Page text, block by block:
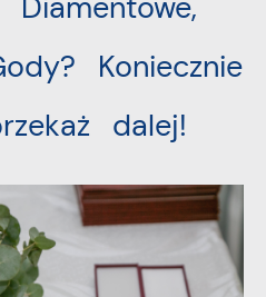
Koniecznie
dalej!
mediów